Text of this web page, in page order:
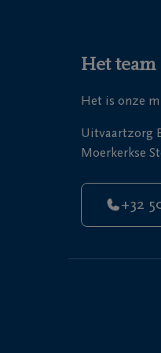
Het team
Het is onze
Uitvaartzorg
Moerkerkse
+32